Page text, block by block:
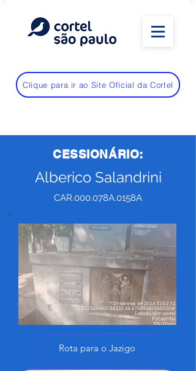
Clique para ir ao Site Oficial da Cortel
CESSIONÁRIO:
Alberico Salandrini
CAR.000.078A.0158A
Rota para o Jazigo